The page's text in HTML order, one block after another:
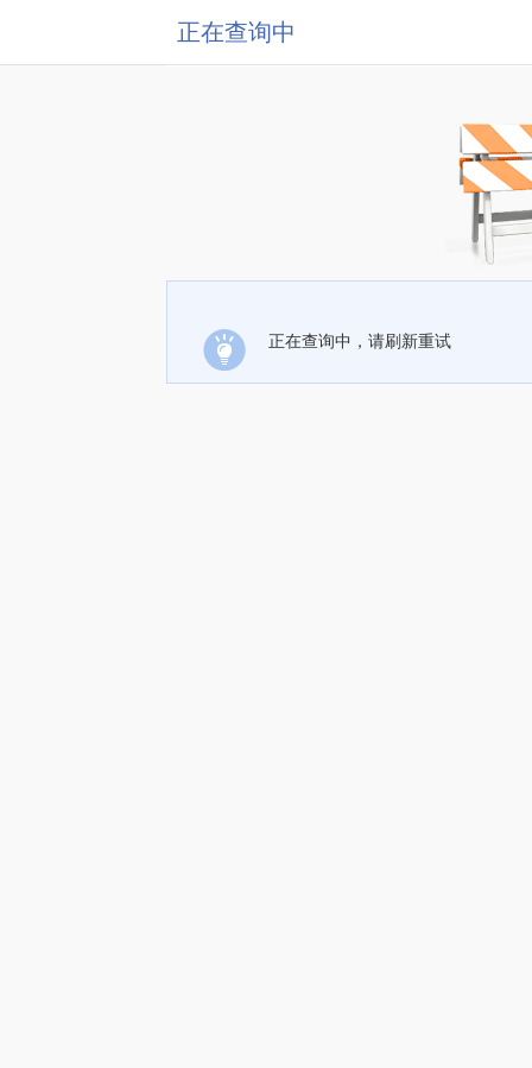
正在查询中
正在查询中，请刷新重试